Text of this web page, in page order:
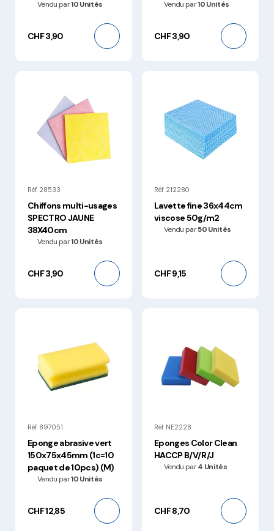
Vendu par10 Unités
CHF 3,90
Vendu par10 Unités
CHF 3,90
Réf 28533
Chiffons multi-usages
SPECTRO JAUNE
38X40cm
Vendu par10 Unités
CHF 3,90
Réf 212280
Lavette fine 36x44cm
viscose 50g/m2
Vendu par50 Unités
CHF 9,15
Réf 897051
Eponge abrasive vert
150x75x45mm (1c=10
paquet de 10pcs) (M)
Vendu par10 Unités
CHF 12,85
Réf NE2228
Eponges Color Clean
HACCP B/V/R/J
Vendu par4 Unités
CHF 8,70